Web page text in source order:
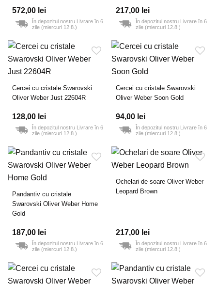
572,00 lei
În depozitul nostru Livrare în 6
zile (miercuri 12.8.)
217,00 lei
În depozitul nostru Livrare în 6
zile (miercuri 12.8.)
Cercei cu cristale Swarovski
Oliver Weber Just 22604R
128,00 lei
În depozitul nostru Livrare în 6
zile (miercuri 12.8.)
Cercei cu cristale Swarovski
Oliver Weber Soon Gold
94,00 lei
În depozitul nostru Livrare în 6
zile (miercuri 12.8.)
Pandantiv cu cristale
Swarovski Oliver Weber Home
Gold
187,00 lei
În depozitul nostru Livrare în 6
zile (miercuri 12.8.)
Ochelari de soare Oliver Weber
Leopard Brown
217,00 lei
În depozitul nostru Livrare în 6
zile (miercuri 12.8.)